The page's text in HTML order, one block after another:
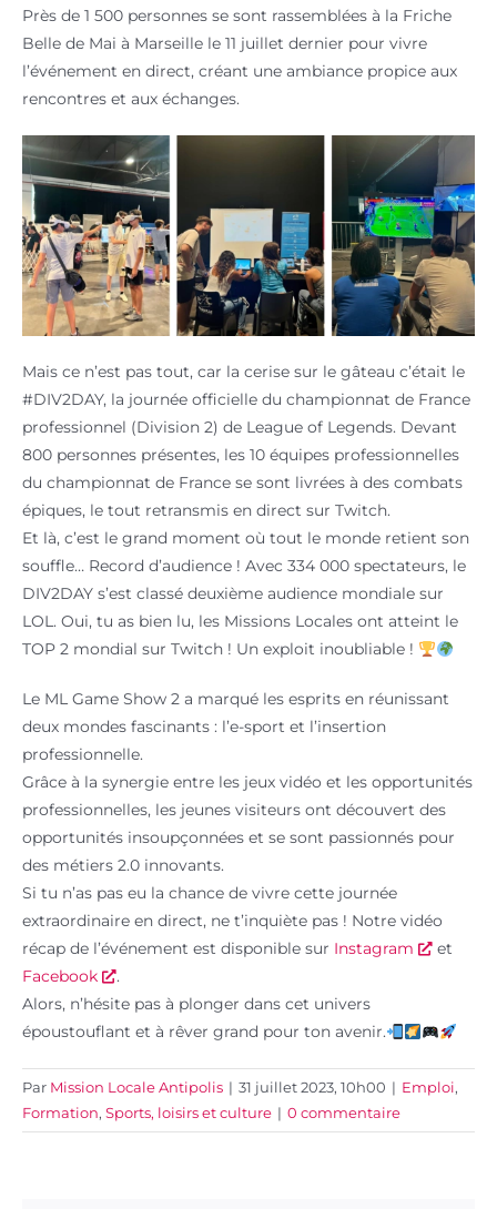
Près de 1 500 personnes se sont rassemblées à la Friche
Belle de Mai à Marseille le 11 juillet dernier pour vivre
l’événement en direct, créant une ambiance propice aux
rencontres et aux échanges.
Mais ce n’est pas tout, car la cerise sur le gâteau c’était le
#DIV2DAY, la journée officielle du championnat de France
professionnel (Division 2) de League of Legends. Devant
800 personnes présentes, les 10 équipes professionnelles
du championnat de France se sont livrées à des combats
épiques, le tout retransmis en direct sur Twitch.
Et là, c’est le grand moment où tout le monde retient son
souffle… Record d’audience ! Avec 334 000 spectateurs, le
DIV2DAY s’est classé deuxième audience mondiale sur
LOL. Oui, tu as bien lu, les Missions Locales ont atteint le
TOP 2 mondial sur Twitch ! Un exploit inoubliable !
Le ML Game Show 2 a marqué les esprits en réunissant
deux mondes fascinants : l’e-sport et l’insertion
professionnelle.
Grâce à la synergie entre les jeux vidéo et les opportunités
professionnelles, les jeunes visiteurs ont découvert des
opportunités insoupçonnées et se sont passionnés pour
des métiers 2.0 innovants.
Si tu n’as pas eu la chance de vivre cette journée
extraordinaire en direct, ne t’inquiète pas ! Notre vidéo
récap de l’événement est disponible sur Instagram
et
Facebook
.
Alors, n’hésite pas à plonger dans cet univers
époustouflant et à rêver grand pour ton avenir.
Par Mission Locale Antipolis | 31 juillet 2023, 10h00 | Emploi,
Formation, Sports, loisirs et culture | 0 commentaire